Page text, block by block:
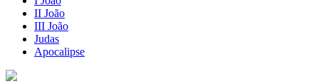
II João
III João
Judas
Apocalipse